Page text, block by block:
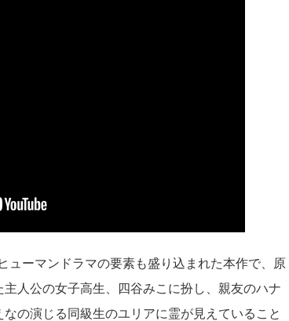
ューマンドラマの要素も盛り込まれた本作で、原
主人公の女子高生、四谷みこに扮し、親友のハナ
の演じる同級生のユリアに霊が見えていること